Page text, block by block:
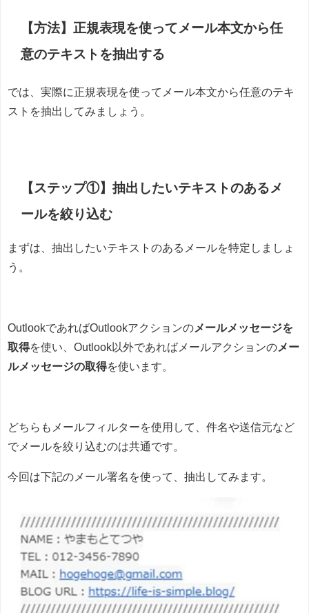
【方法】正規表現を使ってメール本文から任
意のテキストを抽出する
では、実際に正規表現を使ってメール本文から任意のテキ
ストを抽出してみましょう。
【ステップ①】抽出したいテキストのあるメ
ールを絞り込む
まずは、抽出したいテキストのあるメールを特定しましょ
う。
OutlookであればOutlookアクションのメールメッセージを
取得を使い、Outlook以外であればメールアクションのメー
ルメッセージの取得を使います。
どちらもメールフィルターを使用して、件名や送信元など
でメールを絞り込むのは共通です。
今回は下記のメール署名を使って、抽出してみます。